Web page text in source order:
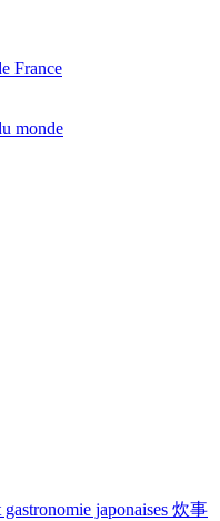
France
monde
japonaises 炊事